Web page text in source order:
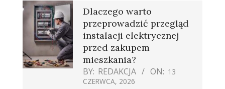
Dlaczego warto
przeprowadzić przegląd
instalacji elektrycznej
przed zakupem
mieszkania?
BY: REDAKCJA ON: 13
CZERWCA, 2026